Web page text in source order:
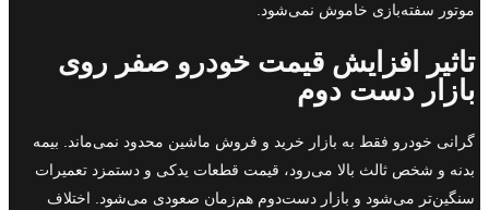
موتور سفته‌بازی خاموش نمی‌شود.
تاثیر افزایش قیمت خودرو صفر روی
بازار دست دوم
گرانی خودرو فقط به بازار خرید و فروش ماشین محدود نمی‌ماند. بیمه
بدنه و شخص ثالث بالا می‌رود، قیمت قطعات یدکی و دستمزد تعمیرات
سنگین‌تر می‌شود و بازار دست‌دوم هم‌زمان صعودی می‌شود. اختلاف